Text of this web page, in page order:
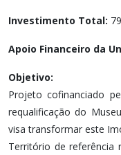
Investimento Total:
Apoio Financeiro da
Objetivo:
Projeto cofinanciado
requalificação do
visa transformar este
Território de referência